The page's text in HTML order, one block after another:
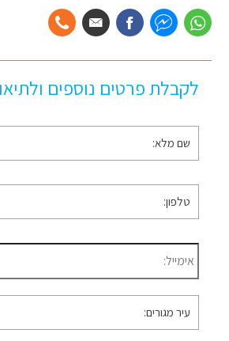
לקבלת פרטים נוספים
שם
מלא *
טלפון *
דוא״ל *
עיר
מגורים